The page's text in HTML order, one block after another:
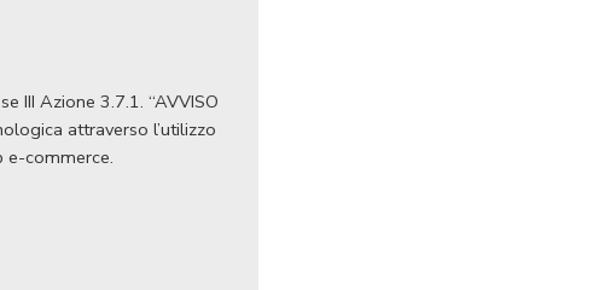
III Azione 3.7.1. “AVVISO
attraverso l’utilizzo
e-commerce.